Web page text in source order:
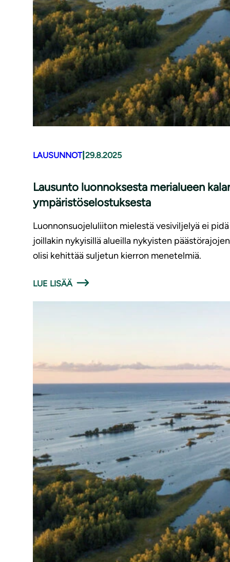
LAUSUNNOT| 29.8.2025
Lausunto luonnoksesta merialueen
ympäristöselostuksesta
Luonnonsuojeluliiton mielestä vesiviljelyä ei
joillakin nykyisillä alueilla nykyisten
olisi kehittää suljetun kierron menetelmiä.
LUE LISÄÄ